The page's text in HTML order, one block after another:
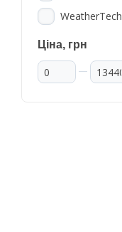
WeatherTech
Ціна, грн
Від Ціна, грн
До Ціна, грн